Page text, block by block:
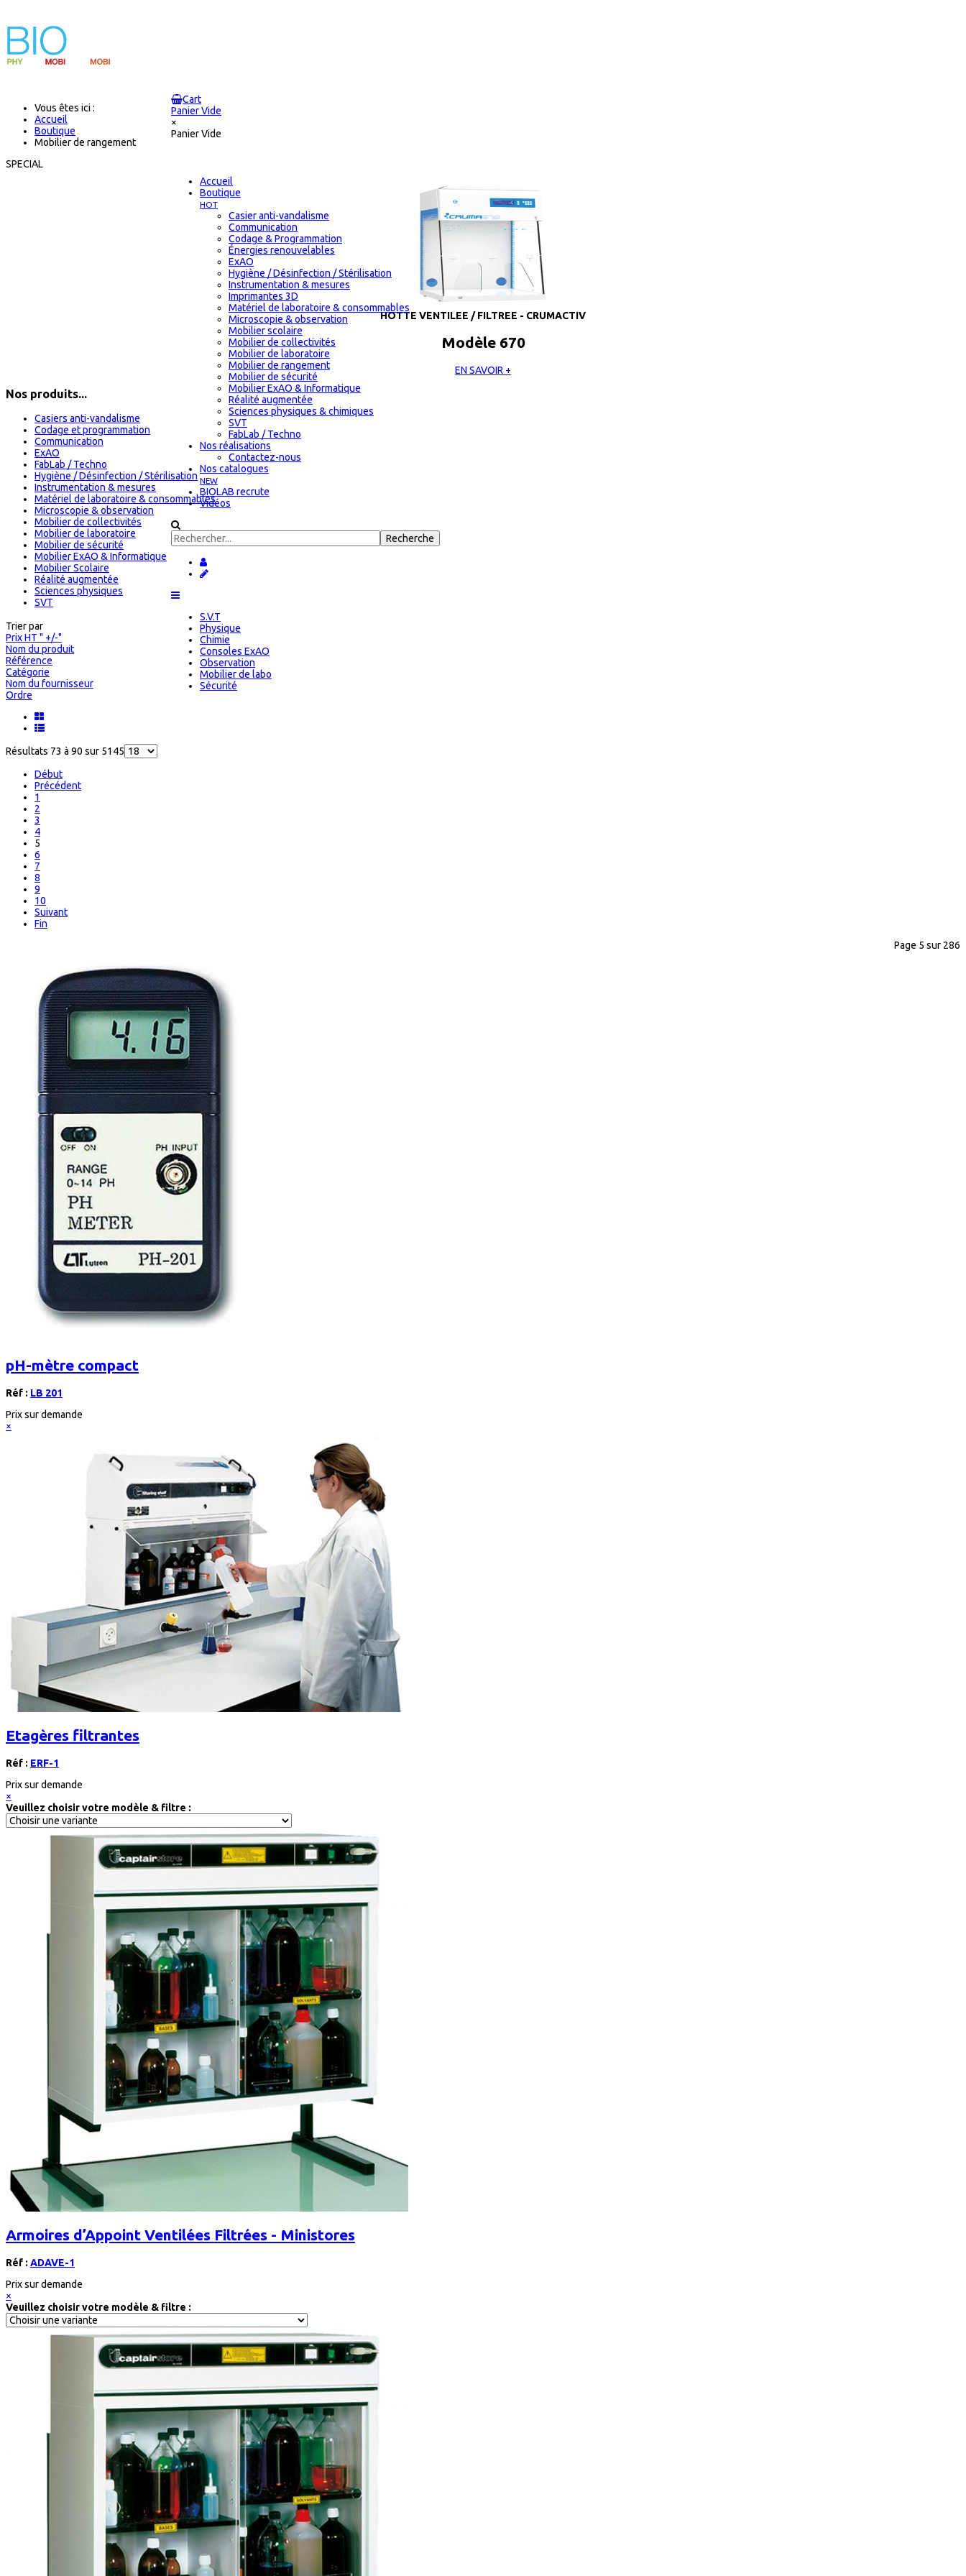
Cart
Panier Vide
×
Panier Vide
Accueil
Boutique
HOT
Casier anti-vandalisme
Communication
Codage & Programmation
Énergies renouvelables
ExAO
Hygiène / Désinfection / Stérilisation
Instrumentation & mesures
Imprimantes 3D
Matériel de laboratoire & consommables
Microscopie & observation
Mobilier scolaire
Mobilier de collectivités
Mobilier de laboratoire
Mobilier de rangement
Mobilier de sécurité
Mobilier ExAO & Informatique
Réalité augmentée
Sciences physiques & chimiques
SVT
FabLab / Techno
Nos réalisations
Contactez-nous
Nos catalogues
NEW
BIOLAB recrute
Vidéos
S.V.T
Physique
Chimie
Consoles ExAO
Observation
Mobilier de labo
Sécurité
Vous êtes ici :
Accueil
Boutique
Mobilier de rangement
SPECIAL
HOTTE VENTILEE / FILTREE - CRUMACTIV
Modèle 670
EN SAVOIR +
Nos produits...
Casiers anti-vandalisme
Codage et programmation
Communication
ExAO
FabLab / Techno
Hygiène / Désinfection / Stérilisation
Instrumentation & mesures
Matériel de laboratoire & consommables
Microscopie & observation
Mobilier de collectivités
Mobilier de laboratoire
Mobilier de sécurité
Mobilier ExAO & Informatique
Mobilier Scolaire
Réalité augmentée
Sciences physiques
SVT
Trier par
Prix HT " +/-"
Nom du produit
Référence
Catégorie
Nom du fournisseur
Ordre
Résultats 73 à 90 sur 5145
Début
Précédent
1
2
3
4
5
6
7
8
9
10
Suivant
Fin
Page 5 sur 286
pH-mètre compact
Réf : LB 201
Prix sur demande
×
Etagères filtrantes
Réf : ERF-1
Prix sur demande
×
Veuillez choisir votre modèle & filtre :
Armoires d’Appoint Ventilées Filtrées - Ministores
Réf : ADAVE-1
Prix sur demande
×
Veuillez choisir votre modèle & filtre :